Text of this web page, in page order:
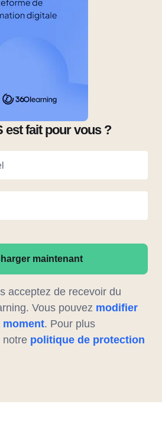
est fait pour vous ?
maintenant
acceptez de recevoir du
Vous pouvez modifier
. Pour plus
notre politique de protection